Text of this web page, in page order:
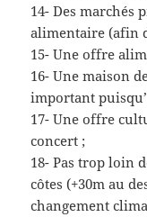
14- Des marchés
alimentaire (afin
15- Une offre
16- Une maison
important
17- Une offre
concert ;
18- Pas trop loin
côtes (+30m au
changement